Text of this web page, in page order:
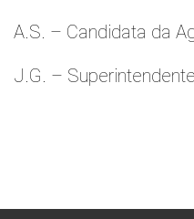
A.S. – Candidata da
J.G. –